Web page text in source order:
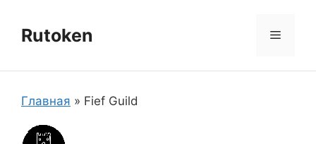
содержимому
Rutoken Меню
Главная » Fief Guild